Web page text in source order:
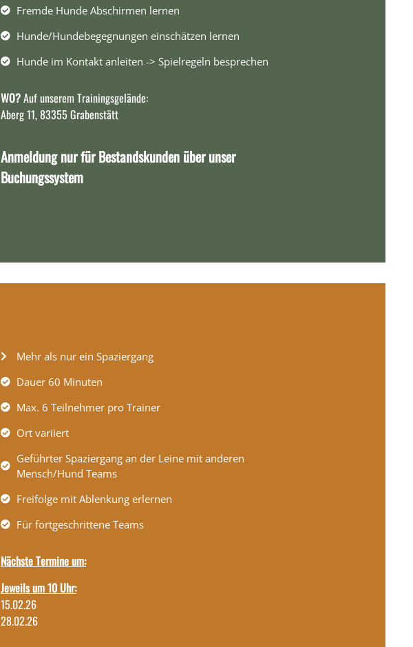
Fremde Hunde Abschirmen lernen
Hunde/Hundebegegnungen einschätzen lernen
Hunde im Kontakt anleiten -> Spielregeln besprechen
WO?Auf unserem Trainingsgelände:
Aberg 11, 83355 Grabenstätt
Anmeldung nur für Bestandskunden über unser
Buchungssystem
Mehr als nur ein Spaziergang
Dauer 60 Minuten
Max. 6 Teilnehmer pro Trainer
Ort variiert
Geführter Spaziergang an der Leine mit anderen
Mensch/Hund Teams
Freifolge mit Ablenkung erlernen
Für fortgeschrittene Teams
Nächste Termine um:
Jeweils um 10 Uhr:
15.02.26
28.02.26